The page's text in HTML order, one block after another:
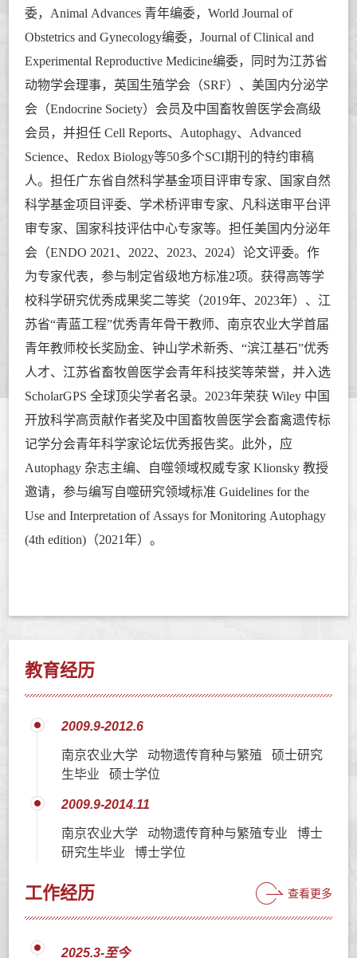
委，Animal Advances 青年编委，World Journal of
Obstetrics and Gynecology编委，Journal of Clinical and
Experimental Reproductive Medicine编委，
同时为江苏省
动物学会理事，英国生殖学会（SRF）、美国内分泌学
会（Endocrine Society）会员及中国畜牧兽医学会高级
会员，并担任Cell Reports、 Autophagy、 Advanced
Science、Redox Biology等50多个SCI期刊的特约审稿
人。担任广东省自然科学基金项目评审专家、国家自然
科学基金项目评委、学术桥评审专家、凡科送审平台评
审专家、国家科技评估中心专家等。担任美国内分泌年
会（ENDO 2021、2022、2023、2024）论文评委。作
为专家代表，参与制定省级地方标准2项。获得高等学
校科学研究优秀成果奖二等奖（2019年、2023年）、 江
苏省“青蓝工程”优秀青年骨干教师、 南京农业大学首届
青年教师校长奖励金、钟山学术新秀、“滨江基石”优秀
人才、江苏省畜牧兽医学会青年科技奖等荣誉，并入选
ScholarGPS 全球顶尖学者名录。2023年荣获 Wiley 中国
开放科学高贡献作者奖及中国畜牧兽医学会畜禽遗传标
记学分会青年科学家论坛优秀报告奖。此外，应
Autophagy 杂志主编、自噬领域权威专家 Klionsky 教授
邀请，参与编写自噬研究领域标准 Guidelines for the
Use and Interpretation of Assays for Monitoring Autophagy
(4th edition)（2021年）。
教育经历
2009.9-2012.6
南京农业大学 动物遗传育种与繁殖 硕士研究
生毕业 硕士学位
2009.9-2014.11
南京农业大学 动物遗传育种与繁殖专业 博士
研究生毕业 博士学位
工作经历 查看更多
2025.3-至今